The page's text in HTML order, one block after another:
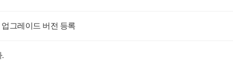
그레이드 버전 등록